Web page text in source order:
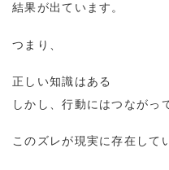
結果が出ています。
つまり、
正しい知識はある
しかし、行動にはつながっ
このズレが現実に存在して